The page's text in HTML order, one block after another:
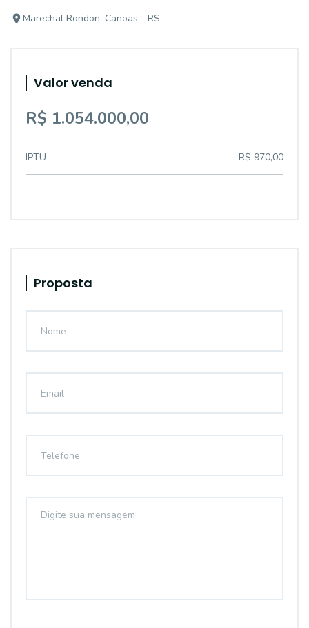
Marechal Rondon, Canoas - RS
Valor venda
R$ 1.054.000,00
IPTU R$ 970,00
Proposta